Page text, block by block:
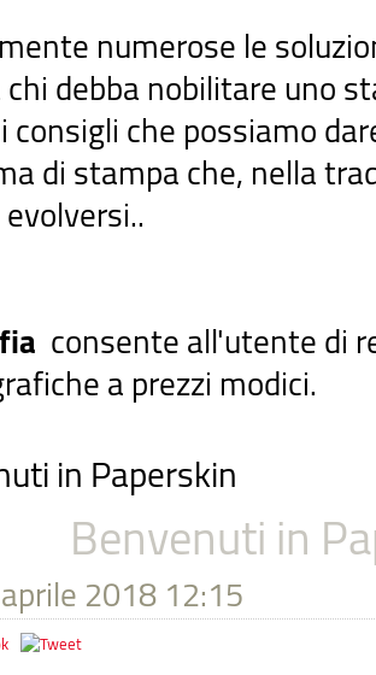
numerose le
debba nobilitare uno
consigli che possiamo
di stampa che, nella
consente all'utente di
a prezzi modici.
in Paperskin
Benvenuti in
2018 12:15